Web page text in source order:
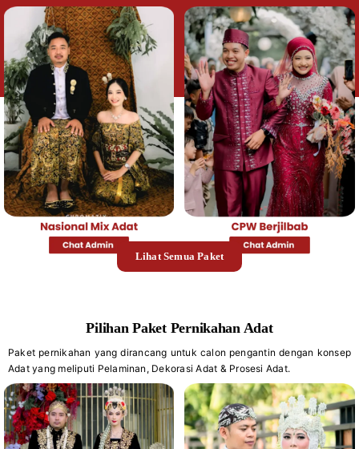
Lihat Semua Paket
Pilihan Paket Pernikahan Adat
Paket pernikahan yang dirancang untuk calon pengantin dengan konsep
Adat yang meliputi Pelaminan, Dekorasi Adat & Prosesi Adat.